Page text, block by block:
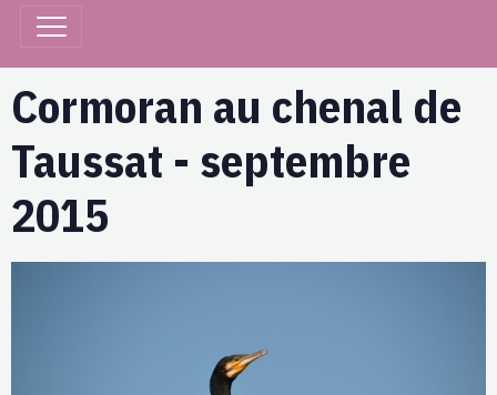
Cormoran au chenal de
Taussat - septembre
2015